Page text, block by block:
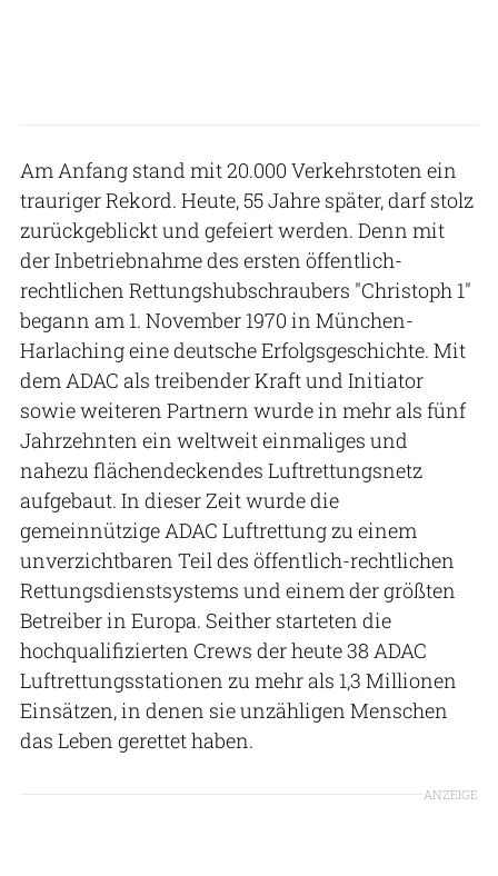
Am Anfang stand mit 20.000 Verkehrstoten ein
trauriger Rekord. Heute, 55 Jahre später, darf stolz
zurückgeblickt und gefeiert werden. Denn mit
der Inbetriebnahme des ersten öffentlich-
rechtlichen Rettungshubschraubers "Christoph 1"
begann am 1. November 1970 in München-
Harlaching eine deutsche Erfolgsgeschichte. Mit
dem ADAC als treibender Kraft und Initiator
sowie weiteren Partnern wurde in mehr als fünf
Jahrzehnten ein weltweit einmaliges und
nahezu flächendeckendes Luftrettungsnetz
aufgebaut. In dieser Zeit wurde die
gemeinnützige ADAC Luftrettung zu einem
unverzichtbaren Teil des öffentlich-rechtlichen
Rettungsdienstsystems und einem der größten
Betreiber in Europa. Seither starteten die
hochqualifizierten Crews der heute 38 ADAC
Luftrettungsstationen zu mehr als 1,3 Millionen
Einsätzen, in denen sie unzähligen Menschen
das Leben gerettet haben.
ANZEIGE